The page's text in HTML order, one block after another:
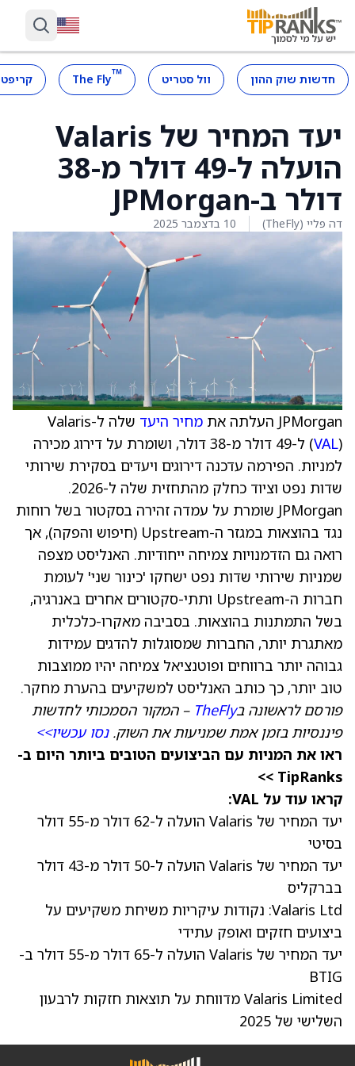
חדשות שוק ההון וול סטריט ™
The Fly
יעד המחיר של Valaris
הועלה ל-49 דולר מ-38
דולר ב-JPMorgan
דה פליי (TheFly) 10 בדצמבר 2025
JPMorgan העלתה את מחיר היעד
שלה ל-Valaris
(VAL
) ל-49 דולר מ-38 דולר, ושומרת על דירוג מכירה
למניות. הפירמה עדכנה דירוגים ויעדים בסקירת שירותי
שדות נפט וציוד כחלק מהתחזית שלה ל-2026.
JPMorgan שומרת על עמדה זהירה בסקטור בשל רוחות
נגד בהוצאות במגזר ה-Upstream (חיפוש והפקה), אך
רואה גם הזדמנויות צמיחה ייחודיות. האנליסט מצפה
שמניות שירותי שדות נפט ישחקו 'כינור שני' לעומת
חברות ה-Upstream ותתי-סקטורים אחרים באנרגיה,
בשל התמתנות בהוצאות. בסביבה מאקרו-כלכלית
מאתגרת יותר, החברות שמסוגלות להדגים עמידות
גבוהה יותר ברווחים ופוטנציאל צמיחה יהיו ממוצבות
טוב יותר, כך כותב האנליסט למשקיעים בהערת מחקר.
פורסם לראשונה בTheFly – המקור הסמכותי לחדשות
פיננסיות בזמן אמת שמניעות את השוק.נסו עכשיו>>
ראו את המניות עם הביצועים הטובים ביותר היום ב-
TipRanks >>
קראו עוד על VAL:
יעד המחיר של Valaris הועלה ל-62 דולר מ-55 דולר
בסיטי
יעד המחיר של Valaris הועלה ל-50 דולר מ-43 דולר
בברקליס
Valaris Ltd: נקודות עיקריות משיחת משקיעים על
ביצועים חזקים ואופק עתידי
יעד המחיר של Valaris הועלה ל-65 דולר מ-55 דולר ב-
BTIG
Valaris Limited מדווחת על תוצאות חזקות לרבעון
השלישי של 2025